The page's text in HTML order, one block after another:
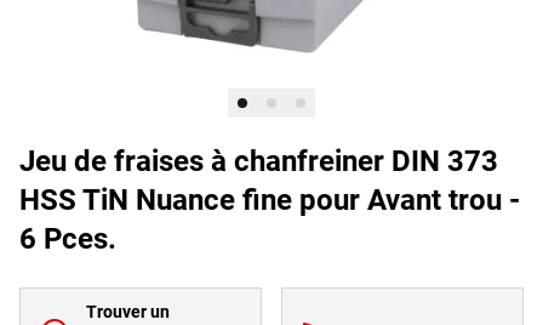
Jeu de fraises à chanfreiner DIN 373
HSS TiN Nuance fine pour Avant trou -
6 Pces.
Trouver un